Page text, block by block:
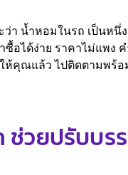
น้ำหอมในรถ เป็นหนึ่ง
อได้ง่าย ราคาไม่แพง
ห้คุณแล้ว ไปติดตามพร้อ
ช่วยปรับบ